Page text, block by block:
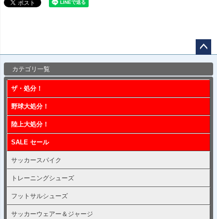
カテゴリ一覧
ザ・処分！
野球大処分！
陸上大処分！
SALE セール
サッカースパイク
トレーニングシューズ
フットサルシューズ
サッカーウェアー＆ジャージ
ップ